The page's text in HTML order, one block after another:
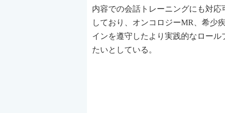
内容での会話トレーニングにも対
しており、オンコロジーMR、希少
インを遵守したより実践的なロー
たいとしている。